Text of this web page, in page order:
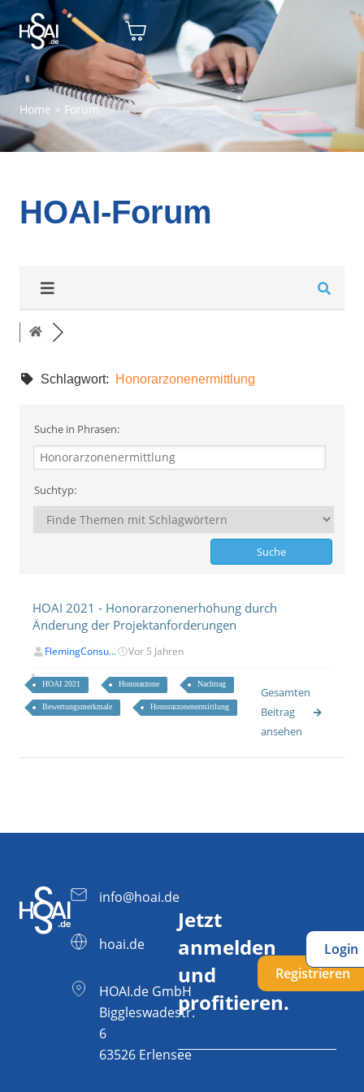
Home > Forum
HOAI-Forum
Schlagwort: Honorarzonenermittlung
Suche in Phrasen:
Suchtyp:
HOAI 2021 - Honorarzonenerhöhung durch
Änderung der Projektanforderungen
FlemingConsu... Vor 5 Jahren
HOAI 2021 Honorarzone Nachtrag
Bewertungsmerkmale Honorarzonenermittlung
Gesamten
Beitrag
ansehen
info@hoai.de
hoai.de
HOAI.de GmbH
Biggleswadestr.
6
63526 Erlensee
Jetzt
anmelden
und
profitieren.
Registrieren
Login